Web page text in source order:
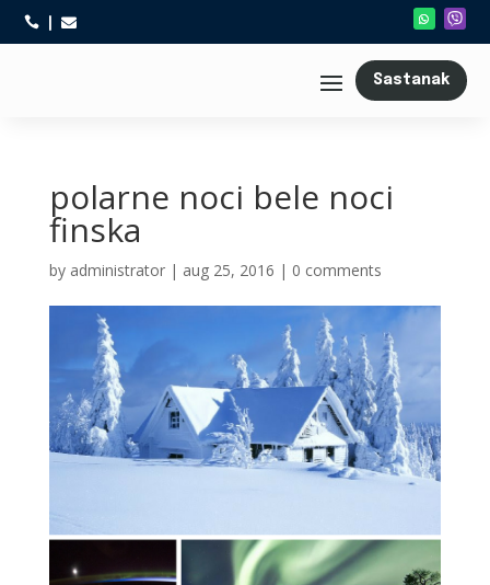
 
Sastanak
polarne noci bele noci
finska
by administrator| aug 25, 2016 | 0 comments